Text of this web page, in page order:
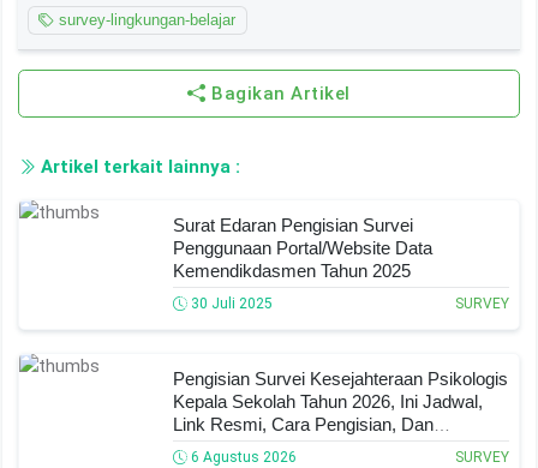
survey-lingkungan-belajar
Bagikan Artikel
Artikel terkait lainnya :
Surat Edaran Pengisian Survei
Penggunaan Portal/Website Data
Kemendikdasmen Tahun 2025
30 Juli 2025 SURVEY
Pengisian Survei Kesejahteraan Psikologis
Kepala Sekolah Tahun 2026, Ini Jadwal,
Link Resmi, Cara Pengisian, Dan
Ketentuan Lengkapnya!
6 Agustus 2026 SURVEY